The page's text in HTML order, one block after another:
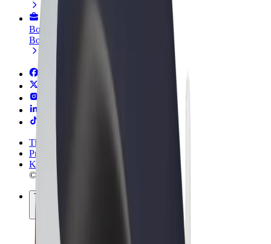
Bolt for Business
Bolti teenused sinu ettevõttele
Tingimused
Privaatsus
Küpsised
© 2026 Bolt Technology OÜ
Teenused
Sõidud